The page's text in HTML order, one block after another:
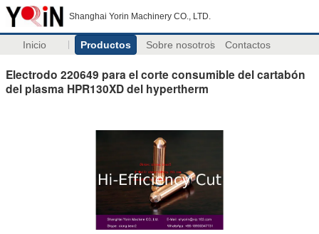
Shanghai Yorin Machinery CO., LTD.
Inicio Productos Sobre nosotros Contactos
Electrodo 220649 para el corte consumible del cartabón
del plasma HPR130XD del hypertherm